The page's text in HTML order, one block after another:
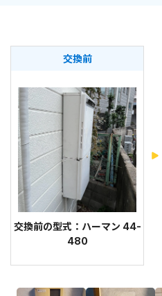
交換前
交換前の型式：ハーマン 44-
480